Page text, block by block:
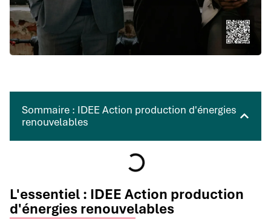
Sommaire : IDEE Action production d'énergies
renouvelables
L'essentiel : IDEE Action production
d'énergies renouvelables